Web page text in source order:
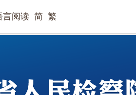
言阅读 简 繁